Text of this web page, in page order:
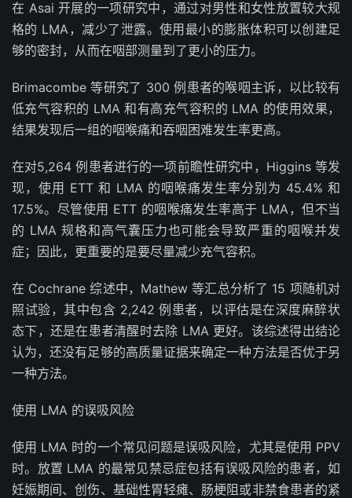
在 Asai 开展的一项研究中，通过对男性和女性放置较大规
格的 LMA，减少了泄露。使用最小的膨胀体积可以创建足
够的密封，从而在咽部测量到了更小的压力。
Brimacombe 等研究了 300 例患者的喉咽主诉，以比较有
低充气容积的 LMA 和有高充气容积的 LMA 的使用效果，
结果发现后一组的咽喉痛和吞咽困难发生率更高。
在对5,264 例患者进行的一项前瞻性研究中，Higgins 等发
现，使用 ETT 和 LMA 的咽喉痛发生率分别为 45.4% 和
17.5%。尽管使用 ETT 的咽喉痛发生率高于 LMA，但不当
的 LMA 规格和高气囊压力也可能会导致严重的咽喉并发
症；因此，更重要的是要尽量减少充气容积。
在 Cochrane 综述中，Mathew 等汇总分析了 15 项随机对
照试验，其中包含 2,242 例患者，以评估是在深度麻醉状
态下，还是在患者清醒时去除 LMA 更好。该综述得出结论
认为，还没有足够的高质量证据来确定一种方法是否优于另
一种方法。
使用 LMA 的误吸风险
使用 LMA 时的一个常见问题是误吸风险，尤其是使用 PPV
时。放置 LMA 的最常见禁忌症包括有误吸风险的患者，如
妊娠期间、创伤、基础性胃轻瘫、肠梗阻或非禁食患者的紧